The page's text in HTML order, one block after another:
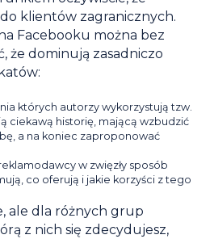
klientów zagranicznych.
Facebooku można bez
że dominują zasadniczo
których autorzy wykorzystują tzw.
ciekawą historię, mającą wzbudzić
a na koniec zaproponować
w zwięzły sposób
co oferują i jakie korzyści z tego
ale dla różnych grup
z nich się zdecydujesz,